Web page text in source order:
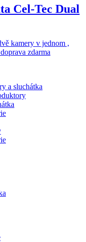
Cel-Tec Dual
kamery v jednom ,
zdarma
a sluchátka